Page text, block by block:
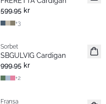
599,95 kr
+3
Sorbet
SBGULVIG Cardigan
999,95 kr
+2
Fransa